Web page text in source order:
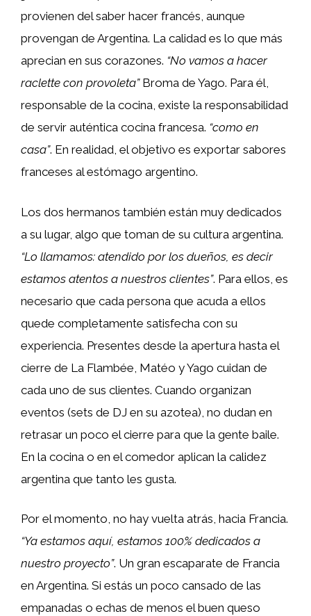
provienen del saber hacer francés, aunque
provengan de Argentina. La calidad es lo que más
aprecian en sus corazones. “No vamos a hacer
raclette con provoleta”Broma de Yago. Para él,
responsable de la cocina, existe la responsabilidad
de servir auténtica cocina francesa. “como en
casa”. En realidad, el objetivo es exportar sabores
franceses al estómago argentino.
Los dos hermanos también están muy dedicados
a su lugar, algo que toman de su cultura argentina.
“Lo llamamos: atendido por los dueños, es decir
estamos atentos a nuestros clientes”. Para ellos, es
necesario que cada persona que acuda a ellos
quede completamente satisfecha con su
experiencia. Presentes desde la apertura hasta el
cierre de La Flambée, Matéo y Yago cuidan de
cada uno de sus clientes. Cuando organizan
eventos (sets de DJ en su azotea), no dudan en
retrasar un poco el cierre para que la gente baile.
En la cocina o en el comedor aplican la calidez
argentina que tanto les gusta.
Por el momento, no hay vuelta atrás, hacia Francia.
“Ya estamos aquí, estamos 100% dedicados a
nuestro proyecto”. Un gran escaparate de Francia
en Argentina. Si estás un poco cansado de las
empanadas o echas de menos el buen queso